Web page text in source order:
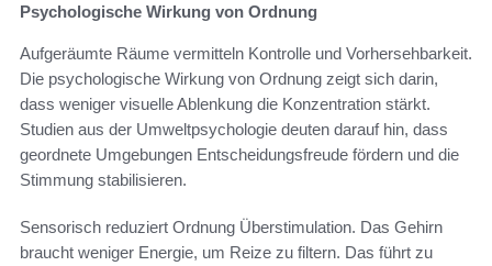
Psychologische Wirkung von Ordnung
Aufgeräumte Räume vermitteln Kontrolle und Vorhersehbarkeit.
Die psychologische Wirkung von Ordnung zeigt sich darin,
dass weniger visuelle Ablenkung die Konzentration stärkt.
Studien aus der Umweltpsychologie deuten darauf hin, dass
geordnete Umgebungen Entscheidungsfreude fördern und die
Stimmung stabilisieren.
Sensorisch reduziert Ordnung Überstimulation. Das Gehirn
braucht weniger Energie, um Reize zu filtern. Das führt zu